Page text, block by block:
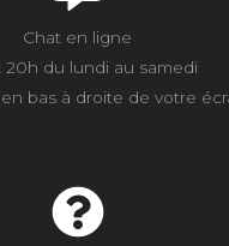
Chat en ligne
20h du lundi au samedi
bas à droite de votre